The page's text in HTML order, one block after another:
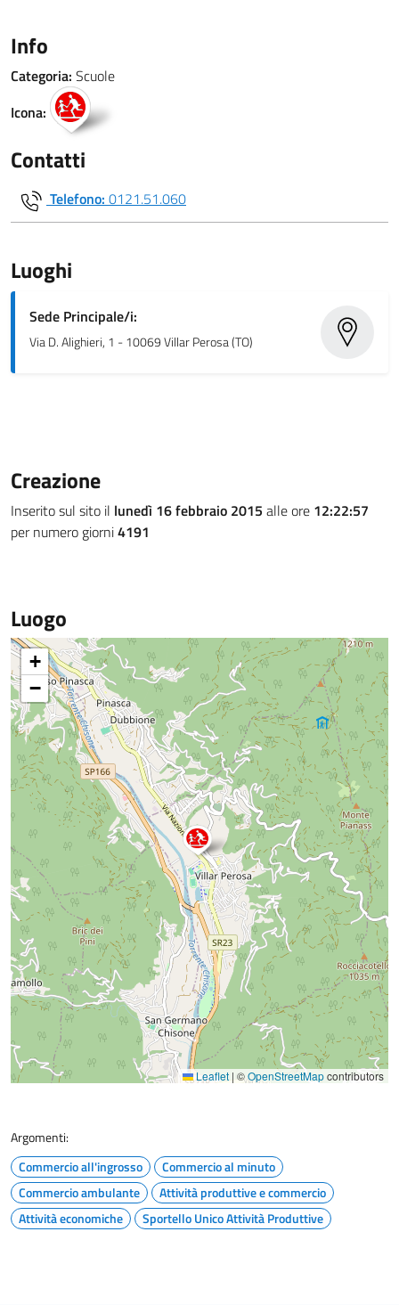
Info
Categoria: Scuole
Icona:
Contatti
Telefono: 0121.51.060
Luoghi
Sede Principale/i:
Via D. Alighieri, 1 - 10069 Villar Perosa (TO)
Creazione
Inserito sul sito il lunedì 16 febbraio 2015 alle ore 12:22:57
per numero giorni4191
Luogo
+
−
Leaflet | ©OpenStreetMapcontributors
Argomenti:
Commercio all'ingrosso
Commercio al minuto
Commercio ambulante
Attività produttive e commercio
Attività economiche
Sportello Unico Attività Produttive